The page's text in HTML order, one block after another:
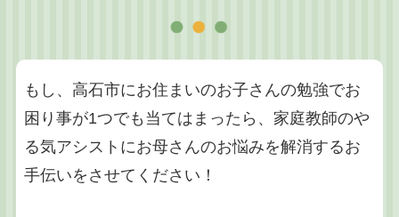
もし、高石市にお住まいのお子さんの勉強でお
困り事が1つでも当てはまったら、家庭教師のや
る気アシストにお母さんのお悩みを解消するお
手伝いをさせてください！